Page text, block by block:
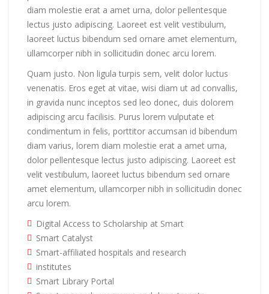
diam molestie erat a amet urna, dolor pellentesque
lectus justo adipiscing. Laoreet est velit vestibulum,
laoreet luctus bibendum sed ornare amet elementum,
ullamcorper nibh in sollicitudin donec arcu lorem.
Quam justo. Non ligula turpis sem, velit dolor luctus
venenatis. Eros eget at vitae, wisi diam ut ad convallis,
in gravida nunc inceptos sed leo donec, duis dolorem
adipiscing arcu facilisis. Purus lorem vulputate et
condimentum in felis, porttitor accumsan id bibendum
diam varius, lorem diam molestie erat a amet urna,
dolor pellentesque lectus justo adipiscing. Laoreet est
velit vestibulum, laoreet luctus bibendum sed ornare
amet elementum, ullamcorper nibh in sollicitudin donec
arcu lorem.
Digital Access to Scholarship at Smart
Smart Catalyst
Smart-affiliated hospitals and research
institutes
Smart Library Portal